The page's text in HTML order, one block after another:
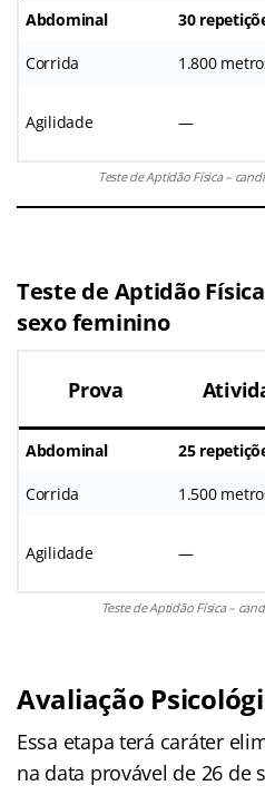
Abdominal 30
Corrida 1.800
Agilidade —
Teste de Aptidão Física –
Teste de Aptidão
sexo feminino
Prova
Abdominal 25
Corrida 1.500
Agilidade —
Teste de Aptidão Física –
Avaliação
Essa etapa terá caráter
na data provável de 26 de